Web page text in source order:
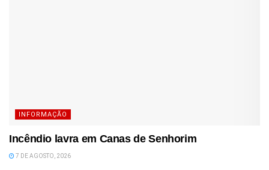
INFORMAÇÃO
Incêndio lavra em Canas de Senhorim
7 DE AGOSTO, 2026